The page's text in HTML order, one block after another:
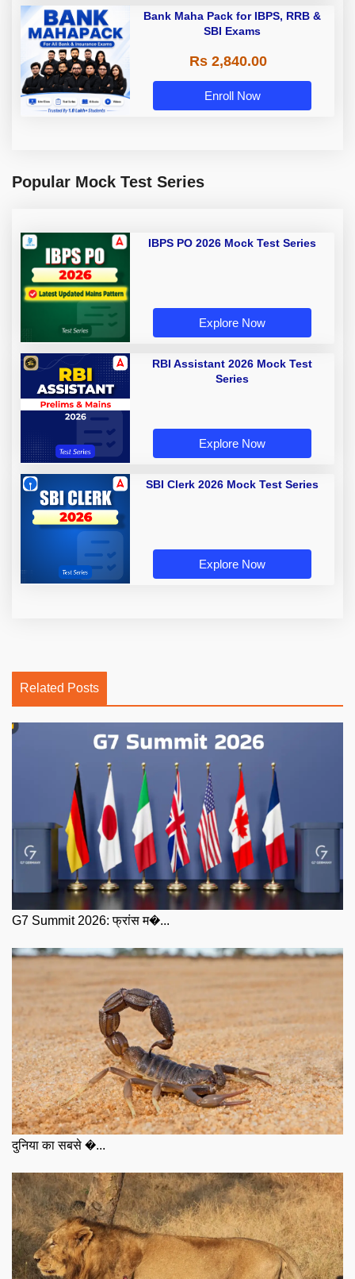
Bank Maha Pack for IBPS, RRB &
SBI Exams
Rs 2,840.00
Enroll Now
Popular Mock Test Series
IBPS PO 2026 Mock Test Series
Explore Now
RBI Assistant 2026 Mock Test
Series
Explore Now
SBI Clerk 2026 Mock Test Series
Explore Now
Related Posts
G7 Summit 2026: फ्रांस म�...
दुनिया का सबसे �...